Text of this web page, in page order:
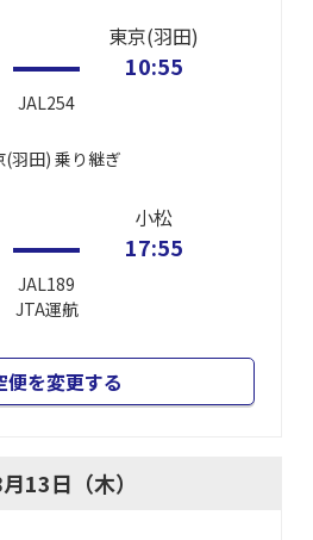
JAL254
東京(羽田)
10:55
(羽田) 乗り継ぎ
JAL189
JTA運航
小松
17:55
便を変更する
13日（木）